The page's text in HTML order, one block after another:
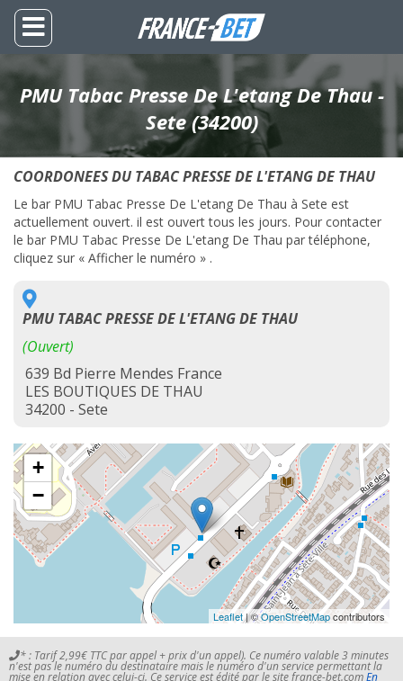
PMU Tabac Presse De L'etang De Thau -
Sete (34200)
COORDONEES DU TABAC PRESSE DE L'ETANG DE THAU
Le bar PMU Tabac Presse De L'etang De Thau à Sete est
actuellement ouvert. il est ouvert tous les jours. Pour contacter
le bar PMU Tabac Presse De L'etang De Thau par téléphone,
cliquez sur « Afficher le numéro » .
PMU TABAC PRESSE DE L'ETANG DE THAU
(Ouvert)
639 Bd Pierre Mendes France
LES BOUTIQUES DE THAU
34200 - Sete
+
−
Leaflet| ©OpenStreetMapcontributors
* : Tarif 2,99€ TTC par appel + prix d'un appel). Ce numéro valable 3 minutes
n'est pas le numéro du destinataire mais le numéro d'un service permettant la
mise en relation avec celui-ci. Ce service est édité par le site france-bet.comEn